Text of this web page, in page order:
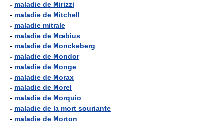
- maladie de Mirizzi
- maladie de Mitchell
- maladie mitrale
- maladie de Mœbius
- maladie de Monckeberg
- maladie de Mondor
- maladie de Monge
- maladie de Morax
- maladie de Morel
- maladie de Morquio
- maladie de la mort souriante
- maladie de Morton